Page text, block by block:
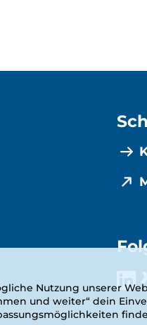
Nutzung unserer
und weiter“ dein